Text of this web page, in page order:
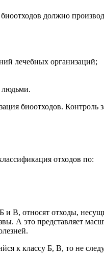
должно
лечебных организаций;
людьми.
биоотходов. Контроль
отходов по:
и В, относят отходы,
это представляет
к классу Б, В, то не